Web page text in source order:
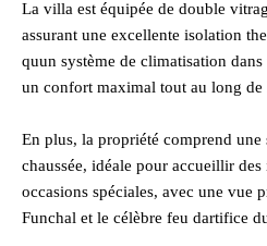
La villa est équipée de double
assurant une excellente isolation
quun système de climatisation
un confort maximal tout au long de
En plus, la propriété comprend une
chaussée, idéale pour accueillir
occasions spéciales, avec une vue
Funchal et le célèbre feu dartifice